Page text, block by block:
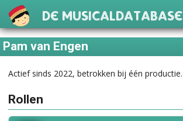
De Musicaldatabase
Pam van Engen
Actief sinds 2022, betrokken bij één productie.
Rollen